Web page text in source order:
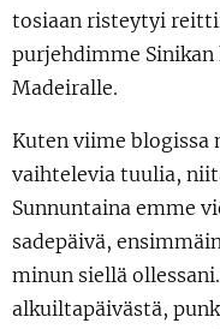
tosiaan risteytyi
purjehdimme Sinikan
Madeiralle.
Kuten viime blogissa
vaihtelevia tuulia,
Sunnuntaina emme
sadepäivä,
minun siellä
alkuiltapäivästä,